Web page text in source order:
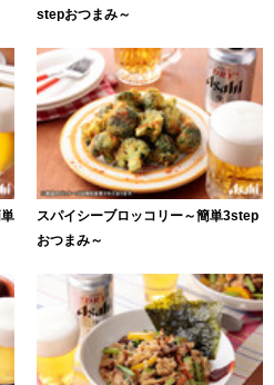
stepおつまみ～
スパイシーブロッコリー～簡単3step
おつまみ～